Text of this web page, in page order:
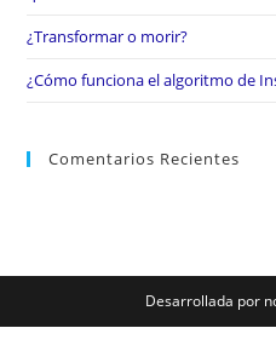
¿Transformar o morir?
¿Cómo funciona el algoritmo de
Comentarios Recientes
Desarrollada por